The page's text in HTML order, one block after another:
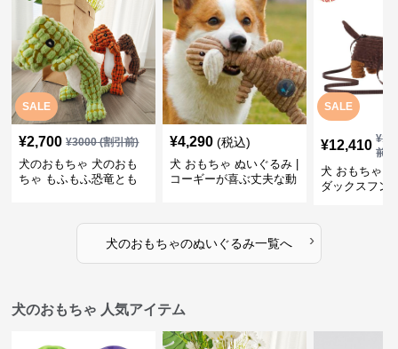
SALE
¥2,700 ¥3000(割引前)
犬のおもちゃ 犬のおも
ちゃ もふもふ恐竜とも
¥4,290 (税込)
犬 おもちゃ ぬいぐるみ |
コーギーが喜ぶ丈夫な動
SALE
¥12,410 ¥
前)
犬 おもちゃ
ダックスフン
犬のおもちゃのぬいぐるみ一覧へ ›
犬のおもちゃ 人気アイテム